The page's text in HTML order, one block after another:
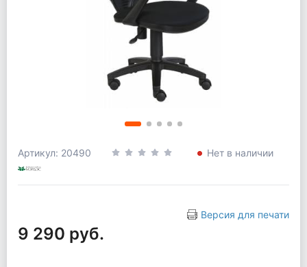
Артикул: 20490 Нет в наличии
Версия для печати
9 290 руб.